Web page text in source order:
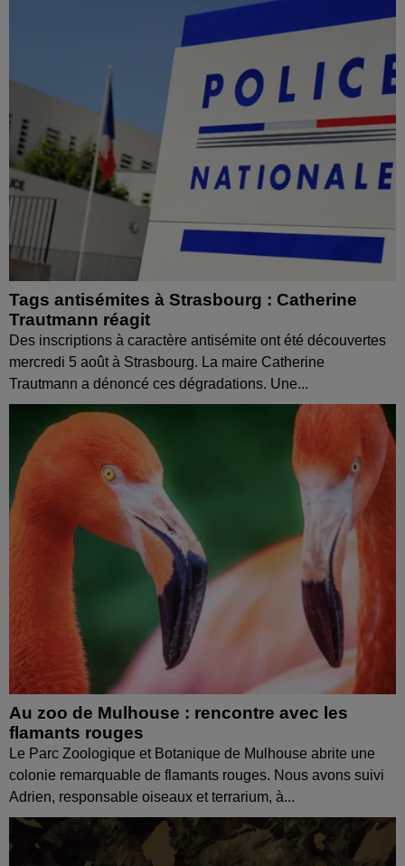
Tags antisémites à Strasbourg : Catherine
Trautmann réagit
Des inscriptions à caractère antisémite ont été découvertes
mercredi 5 août à Strasbourg. La maire Catherine
Trautmann a dénoncé ces dégradations. Une...
Au zoo de Mulhouse : rencontre avec les
flamants rouges
Le Parc Zoologique et Botanique de Mulhouse abrite une
colonie remarquable de flamants rouges. Nous avons suivi
Adrien, responsable oiseaux et terrarium, à...